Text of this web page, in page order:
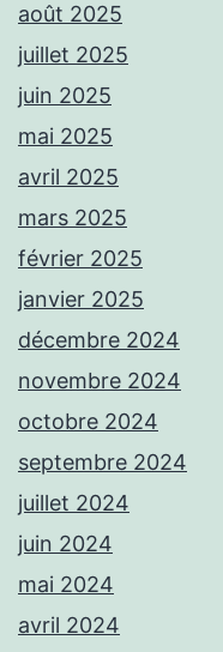
août 2025
juillet 2025
juin 2025
mai 2025
avril 2025
mars 2025
février 2025
janvier 2025
décembre 2024
novembre 2024
octobre 2024
septembre 2024
juillet 2024
juin 2024
mai 2024
avril 2024